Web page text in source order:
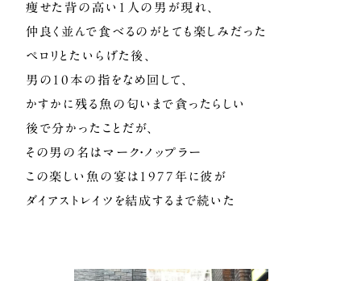
痩せた背の高い1人の男が現れ、
仲良く並んで食べるのがとても楽しみだった
ペロリとたいらげた後、
男の10本の指をなめ回して、
かすかに残る魚の匂いまで貪ったらしい
後で分かったことだが、
その男の名はマーク・ノップラー
この楽しい魚の宴は1977年に彼が
ダイアストレイツを結成するまで続いた